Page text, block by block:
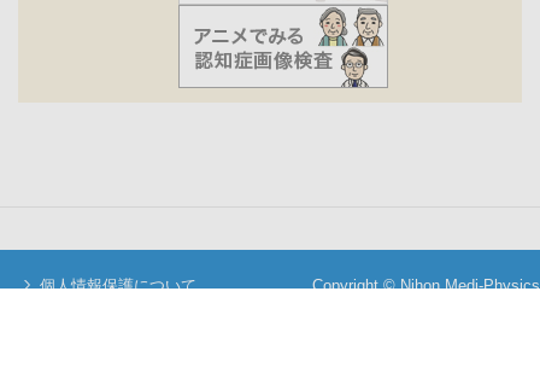
個人情報保護について
Copyright © Nihon Medi-Physics